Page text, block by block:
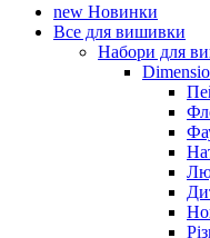
new Новинки
Все для вишивки
Набори для